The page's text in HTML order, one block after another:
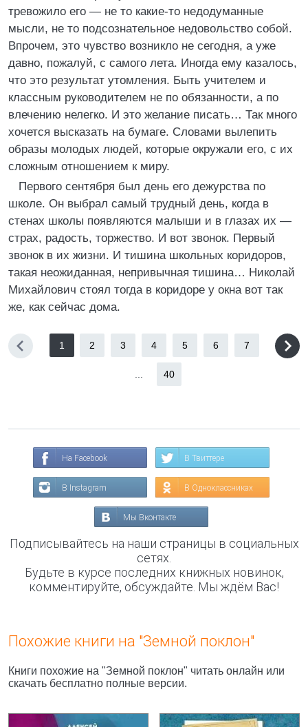
тревожило его — не то какие-то недодуманные
мысли, не то подсознательное недовольство собой.
Впрочем, это чувство возникло не сегодня, а уже
давно, пожалуй, с самого лета. Иногда ему казалось,
что это результат утомления. Быть учителем и
классным руководителем не по обязанности, а по
влечению нелегко. И это желание писать… Так много
хочется высказать на бумаге. Словами вылепить
образы молодых людей, которые окружали его, с их
сложным отношением к миру.
Первого сентября был день его дежурства по
школе. Он выбрал самый трудный день, когда в
стенах школы появляются малыши и в глазах их —
страх, радость, торжество. И вот звонок. Первый
звонок в их жизни. И тишина школьных коридоров,
такая неожиданная, непривычная тишина… Николай
Михайлович стоял тогда в коридоре у окна вот так
же, как сейчас дома.
1 2 3 4 5 6 7
40
На Facebook В Твиттере
В Instagram В Одноклассниках
Мы Вконтакте
Подписывайтесь на наши страницы в социальных
сетях.
Будьте в курсе последних книжных новинок,
комментируйте, обсуждайте. Мы ждём Вас!
Похожие книги на "Земной поклон"
Книги похожие на "Земной поклон" читать онлайн или
скачать бесплатно полные версии.